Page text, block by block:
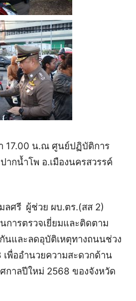
17.00 น.ณ ศูนย์ปฏิบัติการ
ากน้ำโพ อ.เมืองนครสวรรค์
ลศรี ผู้ช่วย ผบ.ตร.(สส 2)
การตรวจเยี่ยมและติดตาม
นและลดอุบัติเหตุทางถนนช่วง
เพื่ออํานวยความสะดวกด้าน
กาลปีใหม่ 2568 ของจังหวัด